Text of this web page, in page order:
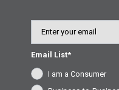
Email List*
I am a Consumer